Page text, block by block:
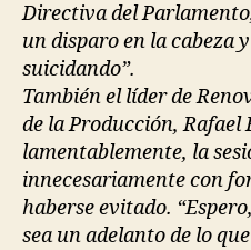
Directiva del
un disparo en la cabeza
suicidando”.
También el líder de
de la Producción, Rafael
lamentablemente, la
innecesariamente con
haberse evitado.
sea un adelanto de lo